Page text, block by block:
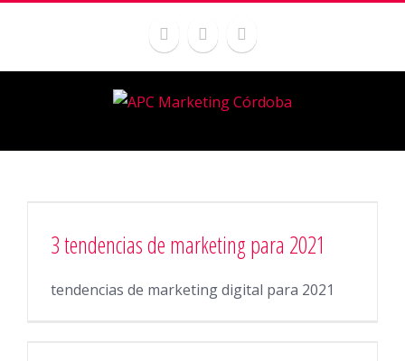
3 tendencias de marketing para 2021
tendencias de marketing digital para 2021